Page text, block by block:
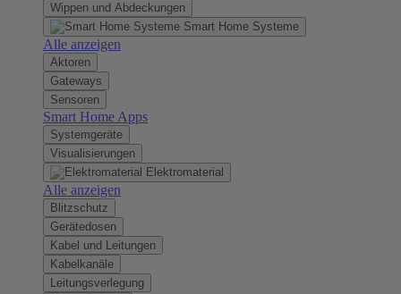
Wippen und Abdeckungen
Smart Home Systeme
Alle anzeigen
Aktoren
Gateways
Sensoren
Smart Home Apps
Systemgeräte
Visualisierungen
Elektromaterial
Alle anzeigen
Blitzschutz
Gerätedosen
Kabel und Leitungen
Kabelkanäle
Leitungsverlegung